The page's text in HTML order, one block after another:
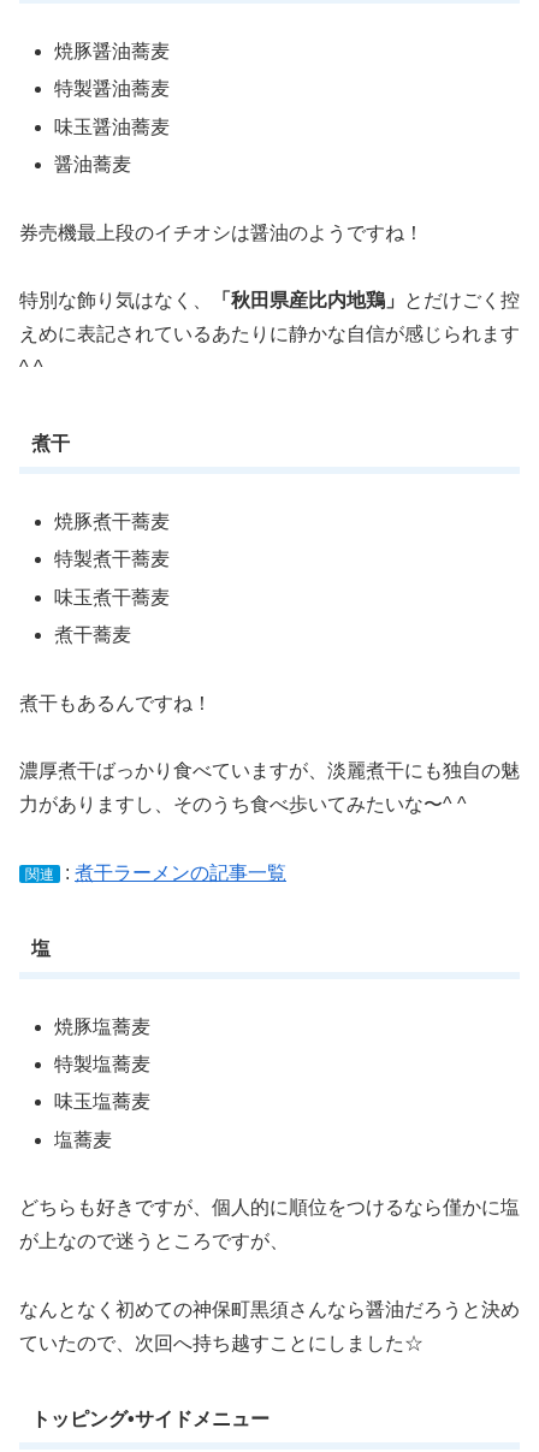
焼豚醤油蕎麦
特製醤油蕎麦
味玉醤油蕎麦
醤油蕎麦
券売機最上段のイチオシは醤油のようですね！
特別な飾り気はなく、 「秋田県産比内地鶏」
とだけごく控
えめに表記されているあたりに静かな自信が感じられます
^ ^
煮干
焼豚煮干蕎麦
特製煮干蕎麦
味玉煮干蕎麦
煮干蕎麦
煮干もあるんですね！
濃厚煮干ばっかり食べていますが、淡麗煮干にも独自の魅
力がありますし、そのうち食べ歩いてみたいな〜^ ^
関連 : 煮干ラーメンの記事一覧
塩
焼豚塩蕎麦
特製塩蕎麦
味玉塩蕎麦
塩蕎麦
どちらも好きですが、個人的に順位をつけるなら僅かに塩
が上なので迷うところですが、
なんとなく初めての神保町黒須さんなら醤油だろうと決め
ていたので、次回へ持ち越すことにしました☆
トッピング•サイドメニュー